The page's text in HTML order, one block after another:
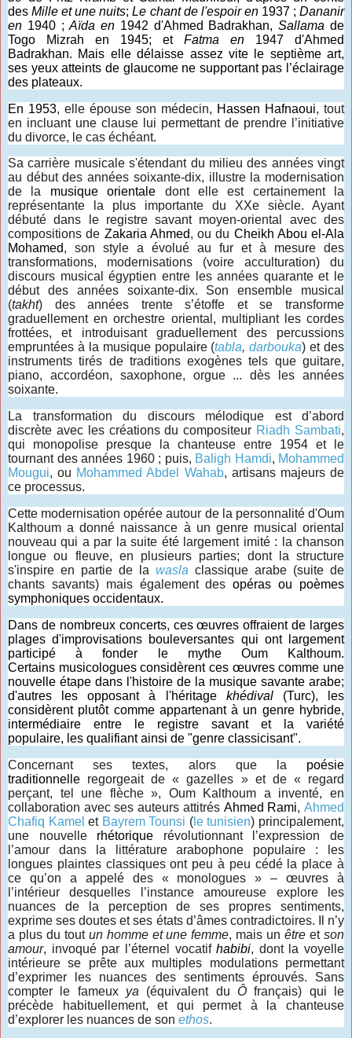
desMille et une nuits;Le chant de l'espoir en1937 ;Dananir
en 1940 ;Aïda en 1942 d'Ahmed Badrakhan,Sallamade
Togo Mizrah en 1945; et Fatma en 1947 d'Ahmed
Badrakhan. Mais elle délaisse assez vite le septième art,
ses yeux atteints de glaucome ne supportant pas l’éclairage
des plateaux.
En 1953, elle épouse son médecin, Hassen Hafnaoui, tout
en incluant une clause lui permettant de prendre l’initiative
du divorce, le cas échéant.
Sa carrière musicale s'étendant du milieu des années vingt
au début des années soixante-dix, illustre la modernisation
de la musique orientale dont elle est certainement la
représentante la plus importante du XXe siècle. Ayant
débuté dans le registre savant moyen-oriental avec des
compositions de Zakaria Ahmed, ou du Cheikh Abou el-Ala
Mohamed, son style a évolué au fur et à mesure des
transformations, modernisations (voire acculturation) du
discours musical égyptien entre les années quarante et le
début des années soixante-dix. Son ensemble musical
(takht) des années trente s’étoffe et se transforme
graduellement en orchestre oriental, multipliant les cordes
frottées, et introduisant graduellement des percussions
empruntées à la musique populaire (tabla,darbouka) et des
instruments tirés de traditions exogènes tels que guitare,
piano, accordéon, saxophone, orgue ... dès les années
soixante.
La transformation du discours mélodique est d’abord
discrète avec les créations du compositeur Riadh Sambati,
qui monopolise presque la chanteuse entre 1954 et le
tournant des années 1960 ; puis, Baligh Hamdi, Mohammed
Mougui, ou Mohammed Abdel Wahab, artisans majeurs de
ce processus.
Cette modernisation opérée autour de la personnalité d'Oum
Kalthoum a donné naissance à un genre musical oriental
nouveau qui a par la suite été largement imité : la chanson
longue ou fleuve, en plusieurs parties; dont la structure
s'inspire en partie de la wasla classique arabe (suite de
chants savants) mais également desopéras ou poèmes
symphoniques occidentaux.
Dans de nombreux concerts, ces œuvres offraient de larges
plages d'improvisations bouleversantes qui ont largement
participé à fonder le mythe Oum Kalthoum.
Certains musicologues considèrent ces œuvres comme une
nouvelle étape dans l'histoire de la musique savante arabe;
d'autres les opposant à l'héritage khédival (Turc), les
considèrent plutôt comme appartenant à un genre hybride,
intermédiaire entre le registre savant et la variété
populaire, les qualifiant ainsi de "genre classicisant".
Concernant ses textes, alors que la poésie
traditionnelle regorgeait de « gazelles » et de « regard
perçant, tel une flèche », Oum Kalthoum a inventé, en
collaboration avec ses auteurs attitrés Ahmed Rami,Ahmed
Chafiq Kamel et Bayrem Tounsi (le tunisien) principalement,
une nouvelle rhétorique révolutionnant l’expression de
l’amour dans la littérature arabophone populaire : les
longues plaintes classiques ont peu à peu cédé la place à
ce qu’on a appelé des « monologues » – œuvres à
l’intérieur desquelles l’instance amoureuse explore les
nuances de la perception de ses propres sentiments,
exprime ses doutes et ses états d’âmes contradictoires. Il n’y
a plus du tout un homme et une femme, mais unêtre etson
amour, invoqué par l’éternel vocatifhabibi, dont la voyelle
intérieure se prête aux multiples modulations permettant
d’exprimer les nuances des sentiments éprouvés. Sans
compter le fameux ya (équivalent du Ô français) qui le
précède habituellement, et qui permet à la chanteuse
d’explorer les nuances de son ethos.